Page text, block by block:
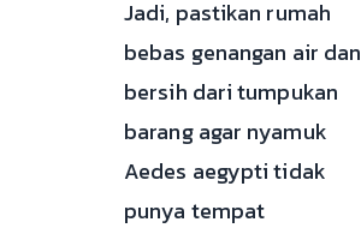
Jadi, pastikan rumah
bebas genangan air dan
bersih dari tumpukan
barang agar nyamuk
Aedes aegypti tidak
punya tempat